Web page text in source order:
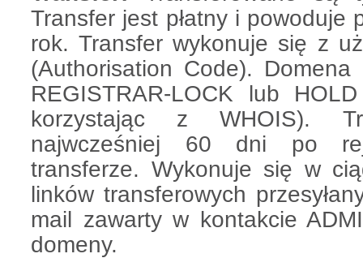
Transfer jest płatny i powoduje
rok. Transfer wykonuje się z
(Authorisation Code).
REGISTRAR-LOCK lub
korzystając z WHOIS).
najwcześniej 60 dni po
transferze. Wykonuje się w
linków transferowych
mail zawarty w kontakcie
domeny.